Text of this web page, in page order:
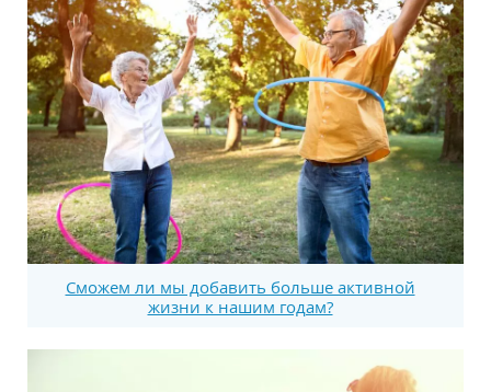
Сможем ли мы добавить больше активной
жизни к нашим годам?